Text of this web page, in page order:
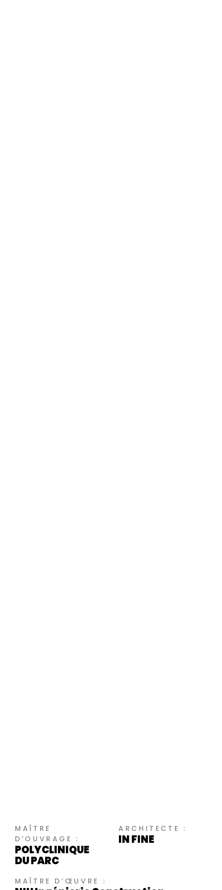
MAÎTRE
D’OUVRAGE :
POLYCLINIQUE
DU PARC
ARCHITECTE :
IN FINE
MAÎTRE D’ŒUVRE :